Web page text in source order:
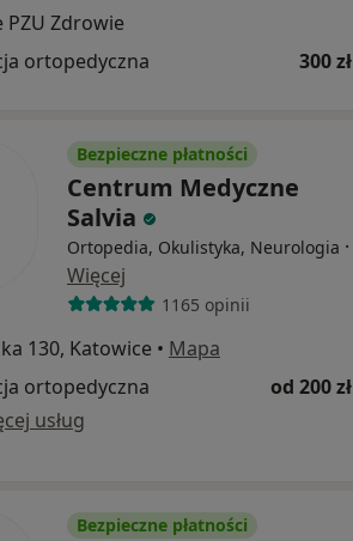
PZU Zdrowie
ortopedyczna
300 zł
Bezpieczne płatności
Centrum Medyczne
Salvia
Ortopedia, Okulistyka, Neurologia ·
Więcej
1165 opinii
130, Katowice • Mapa
ortopedyczna
od 200 zł
usług
Bezpieczne płatności